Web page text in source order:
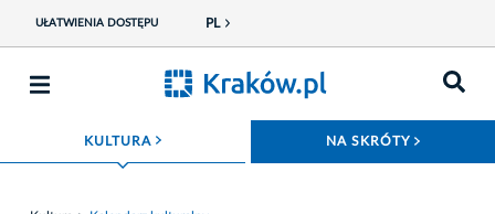
UŁATWIENIA DOSTĘPU PL
KULTURA ROZWIŃ MENU NA SKRÓTY